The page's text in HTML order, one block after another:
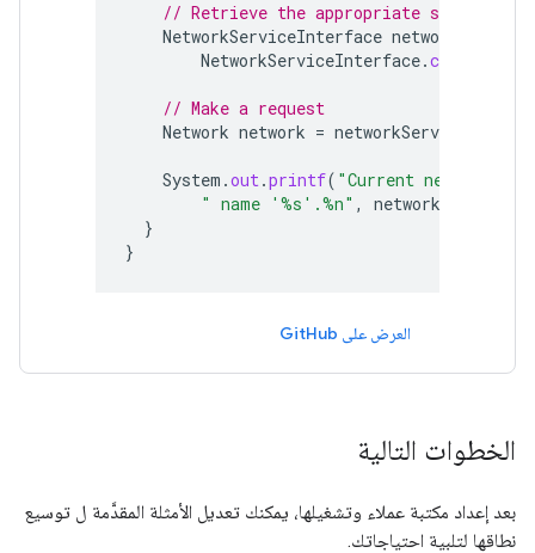
// Retrieve the appropriate service
NetworkServiceInterface networkService
NetworkServiceInterface.class
// Make a request
Network network = networkService
System .out.printf( "Current network
" name '%s'.%n" , network
}
}
العرض على GitHub
الخطوات التالية
بعد إعداد مكتبة عملاء وتشغيلها، يمكنك تعديل الأمثلة المقدَّمة ل توسيع
نطاقها لتلبية احتياجاتك.